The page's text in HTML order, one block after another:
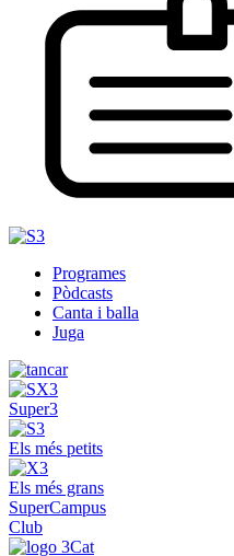
Programes
Pòdcasts
Canta i balla
Juga
Super3
Els més petits
Els més grans
SuperCampus
Club